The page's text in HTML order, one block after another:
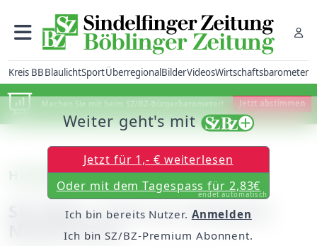
Kreis BBBlaulichtSportÜberregionalBilderVideosWirtschaftsbarometer
Machen Sie mit beim SZ/BZ-Bürgerbarometer! Jetzt abstimmen
Handball
SG H2Ku: 3 Tore zu wenig für
Neckarsulm
Weiter geht's mit
Jetzt für 1,- € weiterlesen
Oder mit dem Tagespass für 2,83€
endet automatisch
Ich bin bereits Nutzer. Anmelden
Ich bin SZ/BZ-Premium Abonnent.